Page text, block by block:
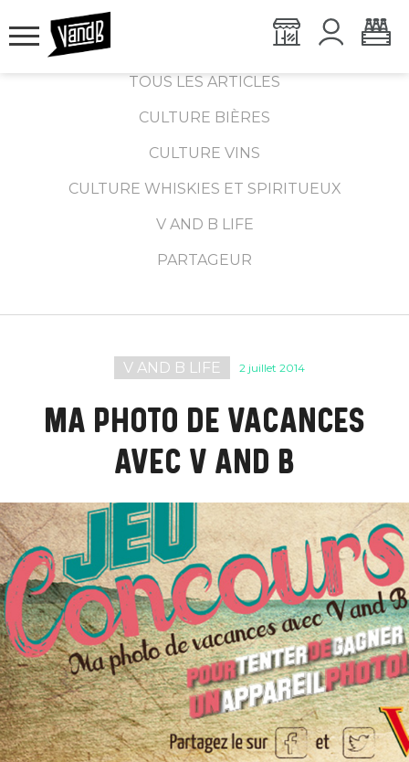
TOUS LES ARTICLES
CULTURE BIÈRES
CULTURE VINS
CULTURE WHISKIES ET SPIRITUEUX
V AND B LIFE
PARTAGEUR
V AND B LIFE 2 juillet 2014
MA PHOTO DE VACANCES
AVEC V AND B